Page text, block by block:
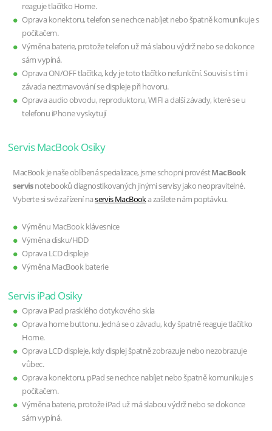
reaguje tlačítko Home.
Oprava konektoru, telefon se nechce nabíjet nebo špatně komunikuje s
počítačem.
Výměna baterie, protože telefon už má slabou výdrž nebo se dokonce
sám vypíná.
Oprava ON/OFF tlačítka, kdy je toto tlačítko nefunkční. Souvisí s tím i
závada neztmavování se displeje při hovoru.
Oprava audio obvodu, reproduktoru, WIFI a další závady, které se u
telefonu iPhone vyskytují
Servis MacBook Osiky
MacBook je naše oblíbená specializace, jsme schopni provéstMacBook
servisnotebooků diagnostikovaných jinými servisy jako neopravitelné.
Vyberte si své zařízení naservis MacBooka zašlete nám poptávku.
Výměnu MacBook klávesnice
Výměna disku/HDD
Oprava LCD displeje
Výměna MacBook baterie
Servis iPad Osiky
Oprava iPad prasklého dotykového skla
Oprava home buttonu. Jedná se o závadu, kdy špatně reaguje tlačítko
Home.
Oprava LCD displeje, kdy displej špatně zobrazuje nebo nezobrazuje
vůbec.
Oprava konektoru, pPad se nechce nabíjet nebo špatně komunikuje s
počítačem.
Výměna baterie, protože iPad už má slabou výdrž nebo se dokonce
sám vypíná.